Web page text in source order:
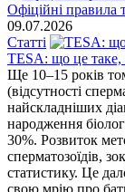
​Офіційні правила
09.07.2026
Статті
TESA: що це таке,
​Ще 10–15 років
(відсутності
найскладніших
народження
30%. Розвиток
сперматозоїдів,
статистику. Це
свою мрію про